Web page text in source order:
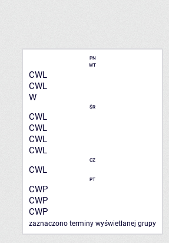
PN
WT
CWL
CWL
W
ŚR
CWL
CWL
CWL
CWL
CZ
CWL
PT
CWP
CWP
CWP
zaznaczono terminy wyświetlanej grupy